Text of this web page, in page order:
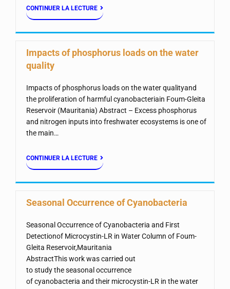
CONTINUER LA LECTURE
Impacts of phosphorus loads on the water
quality
Impacts of phosphorus loads on the water qualityand
the proliferation of harmful cyanobacteriain Foum-Gleita
Reservoir (Mauritania) Abstract – Excess phosphorus
and nitrogen inputs into freshwater ecosystems is one of
the main…
CONTINUER LA LECTURE
Seasonal Occurrence of Cyanobacteria
Seasonal Occurrence of Cyanobacteria and First
Detectionof Microcystin-LR in Water Column of Foum-
Gleita Reservoir,Mauritania
AbstractThis work was carried out
to study the seasonal occurrence
of cyanobacteria and their microcystin-LR in the water